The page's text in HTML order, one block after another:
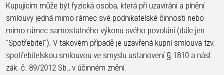
LÁHEV
LÁHVE
NOSIČE
ČISTÍCÍ
PROSTŘEDKY
OMOTÁVKY
PEDÁLY
ŘETĚZY
ŘÍDÍTKA
Kupujícím může být fyzická osoba, která při uzavírání a plnění
smlouvy jedná mimo rámec své podnikatelské činnosti nebo
mimo rámec samostatného výkonu svého povolání (dále jen
"Spotřebitel"). V takovém případě je uzavřená kupní smlouva tzv.
spotřebitelskou smlouvou ve smyslu ustanovení § 1810 a násl.
zák. č. 89/2012 Sb., v účinném znění.